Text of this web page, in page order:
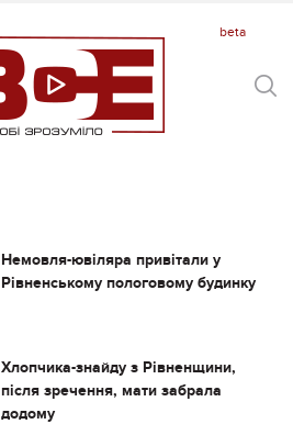
Немовля-ювіляра привітали у
Рівненському пологовому будинку
Хлопчика-знайду з Рівненщини,
після зречення, мати забрала
додому